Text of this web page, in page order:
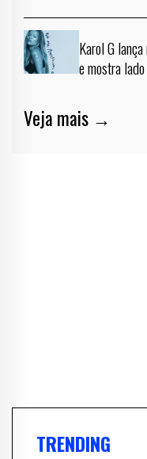
Karol G
e mostra
Veja mais →
TRENDING